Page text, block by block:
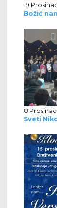
19
Božić
8
Sveti